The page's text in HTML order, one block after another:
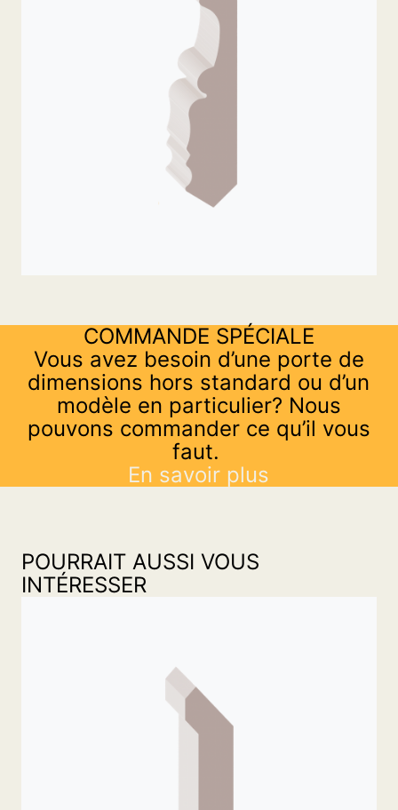
COMMANDE SPÉCIALE
Vous avez besoin d’une porte de
dimensions hors standard ou d’un
modèle en particulier? Nous
pouvons commander ce qu’il vous
faut.
En savoir plus
POURRAIT AUSSI VOUS
INTÉRESSER